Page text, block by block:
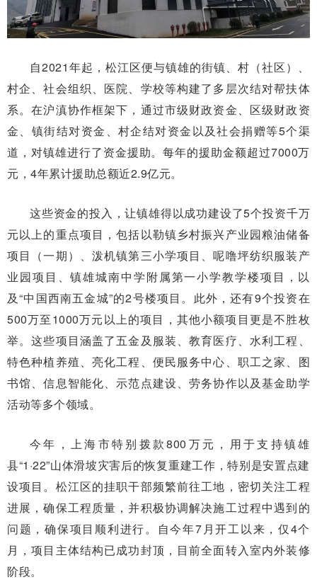
自2021年起，松江区便与镇雄的街镇、村（社区）、
村企、社会组织、医院、学校等构建了多层次结对帮扶体
系。在沪滇协作框架下，通过市级财政资金、区级财政资
金、镇街结对资金、村企结对资金以及社会捐赠等5个渠
道，对镇雄进行了资金援助。每年的援助金额超过7000万
元，4年累计援助总额近2.9亿元。
这些资金的投入，让镇雄得以成功建设了5个投资千万
元以上的重点项目，包括以勒镇乡村振兴产业园粮油储备
项目（一期）、泼机镇第三小学项目、呢噜坪纺织服装产
业园项目、镇雄城南中学附属第一小学教学楼项目，以
及“中国西南五金城”的2号楼项目。此外，还有9个投资在
500万至1000万元以上的项目，其他小额项目更是不胜枚
举。这些项目涵盖了五金及服装、教育医疗、水利工程、
特色种植养殖、亮化工程、便民服务中心、职工之家、图
书馆、信息智能化、示范点建设、劳务协作以及基金助学
活动等多个领域。
今年，上海市特别拨款800万元，用于支持镇雄
县“1·22”山体滑坡灾害后的恢复重建工作，特别是安置点建
设项目。松江区的挂职干部频繁前往工地，密切关注工程
进展，确保工程质量，并积极协调解决施工过程中遇到的
问题，确保项目顺利进行。自今年7月开工以来，仅4个
月，项目主体结构已成功封顶，目前全面转入室内外装修
阶段。